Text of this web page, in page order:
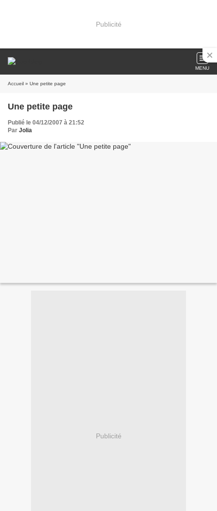
Publicité
MENU
Accueil » Une petite page
Une petite page
Publié le 04/12/2007 à 21:52
Par Jolia
Publicité